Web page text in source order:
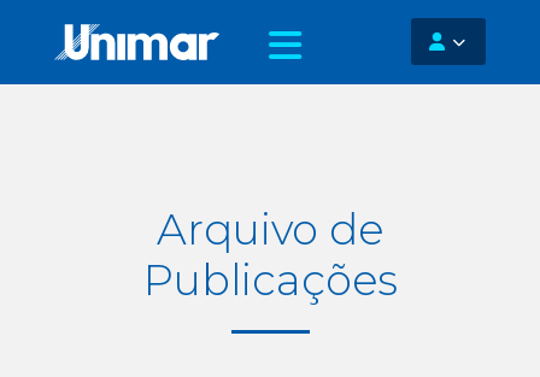
Arquivo de
Publicações